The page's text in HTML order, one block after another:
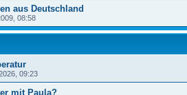
aus Deutschland
08:58
09:23
mit Paula?